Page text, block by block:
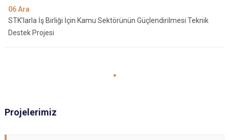
06Ara
STK’larla İş Birliği İçin Kamu Sektörünün Güçlendirilmesi Teknik
Destek Projesi
Projelerimiz